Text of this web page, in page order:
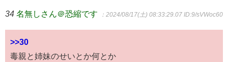
34 名無しさん＠恐縮です ：2024/08/17(土) 08:33:29.07 ID:9/sVWoc60
>>30
毒親と姉妹のせいとか何とか